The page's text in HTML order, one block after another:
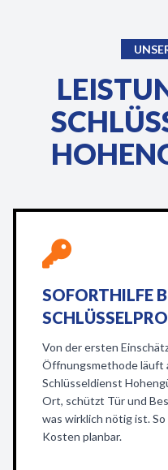
SOFORTHILFE
Von der ersten
Öffnungsmethode läuft
Schlüsseldienst
Ort, schützt Tür und
was wirklich nötig ist.
Kosten planbar.